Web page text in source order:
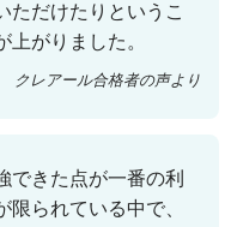
ただけたりというこ
がりました。
クレアール合格者の声より
できた点が一番の利
られている中で、